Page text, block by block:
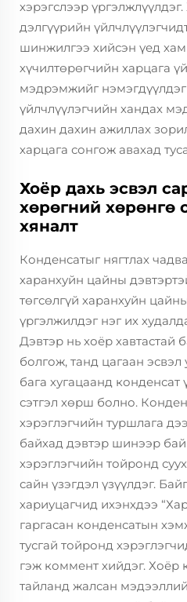
хэрэгслээр
дэлгүүрийн
шинжилгээ хийсэн үед
хүчилтөрөгчийн харцага
мэдрэмжийг
үйлчлүүлэгчийн хандах
дахин дахин ажиллах
харцага сонгож авахад
Хоёр дахь эсвэл
хөрөгний хөрөнгө
хяналт
Конденсатыг нягтлах
харанхуйн цайны
төгсөлгүй харанхуйн
үргэлжилдэг нэг их
Дэвтэр нь хоёр хавтастай
болгож, танд цагаан
бага хугацаанд конденсат
сэтгэл хөрш болно.
хэрэглэгчийн туршлага
байхад дэвтэр шинээр
хэрэглэгчийн тойронд
сайн үзэгдэл үзүүлдэг.
хариуцагчид ихэнхдээ
гаргасан конденсатын
тусгай тойронд
гэж коммент хийдэг. Хоёр
тайланд жалсан